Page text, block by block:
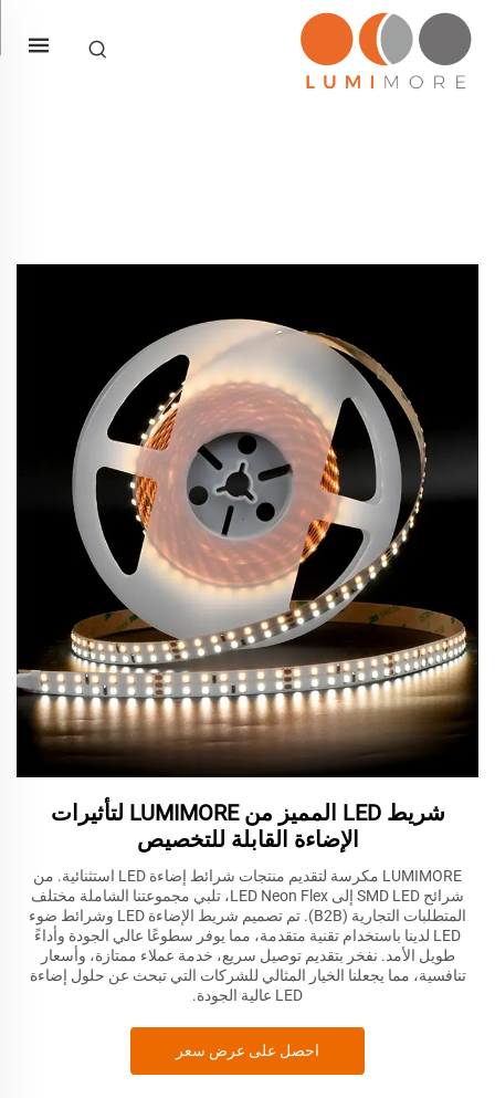
شريط LED المميز من LUMIMORE لتأثيرات
الإضاءة القابلة للتخصيص
LUMIMORE مكرسة لتقديم منتجات شرائط إضاءة LED استثنائية. من
شرائح SMD LED إلى LED Neon Flex، تلبي مجموعتنا الشاملة مختلف
المتطلبات التجارية (B2B). تم تصميم شريط الإضاءة LED وشرائط ضوء
LED لدينا باستخدام تقنية متقدمة، مما يوفر سطوعًا عالي الجودة وأداءً
طويل الأمد. نفخر بتقديم توصيل سريع، خدمة عملاء ممتازة، وأسعار
تنافسية، مما يجعلنا الخيار المثالي للشركات التي تبحث عن حلول إضاءة
LED عالية الجودة.
احصل على عرض سعر